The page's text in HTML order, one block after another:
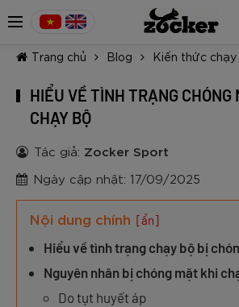
Trang chủ Blog Kiến thức chạy
HIỂU VỀ TÌNH TRẠNG CHÓNG
CHẠY BỘ
Tác giả: Zocker Sport
Ngày cập nhật: 17/09/2025
Nội dung chính [ẩn]
Hiểu về tình trạng chạy bộ bị
Nguyên nhân bị chóng mặt khi
Do tụt huyết áp